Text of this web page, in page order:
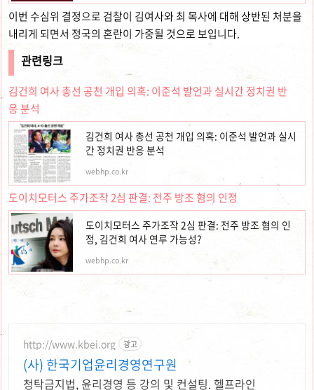
이번 수심위 결정으로 검찰이 김여사와 최 목사에 대해 상반된 처분을
내리게 되면서 정국의 혼란이 가중될 것으로 보입니다.
관련링크
김건희 여사 총선 공천 개입 의혹: 이준석 발언과 실시간 정치권 반
응 분석
김건희 여사 총선 공천 개입 의혹: 이준석 발언과 실시
간 정치권 반응 분석
webhp.co.kr
도이치모터스 주가조작 2심 판결: 전주 방조 혐의 인정
도이치모터스 주가조작 2심 판결: 전주 방조 혐의 인
정, 김건희 여사 연루 가능성?
webhp.co.kr
http://www.kbei.org 광고
(사) 한국기업윤리경영연구원
청탁금지법, 윤리경영 등 강의 및 컨설팅. 헬프라인